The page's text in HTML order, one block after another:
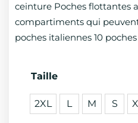
ceinture Poches flottantes
compartiments qui
poches italiennes 10 poches
Taille
2XL L M S
quantité
PANTALON